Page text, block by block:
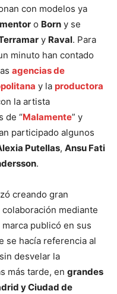
con modelos ya
o Born y se
y Raval. Para
minuto han contado
agencias de
y la productora
la artista
de “Malamente” y
participado algunos
Putellas, Ansu Fati
.
creando gran
mediante
marca publicó en sus
se hacía referencia al
desvelar la
más tarde, en grandes
y Ciudad de